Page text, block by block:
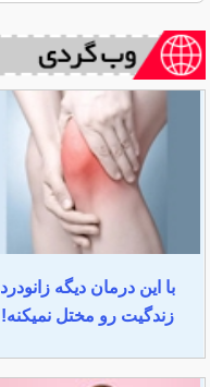
با این درمان دیگه زانودرد
زندگیت رو مختل نمیکنه!